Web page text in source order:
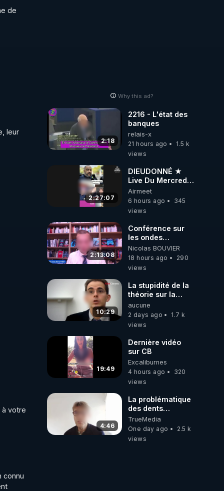
de
leur
à votre
connu
Why this ad?
2:18
2216 - L'état des
banques
relais-x
21 hours ago
1.5 k
views
2:27:07
DIEUDONNÉ ★
Live Du Mercredi
5 Août 2026
Airmeet
6 hours ago
345
views
2:13:08
Conférence sur
les ondes
électromagnétiques
par Grégoire
Caustru et Bart de
Nicolas BOUVIER
18 hours ago
290
views
10:29
La stupidité de la
théorie sur la
responsabilité de
l’homme
concernant le
carbone.
aucune
2 days ago
1.7 k
views
19:49
Dernière vidéo
sur CB
Excaliburnes
4 hours ago
320
views
4:46
La problématique
des dents
dévitalisées et
des implants
TrueMedia
One day ago
2.5 k
views